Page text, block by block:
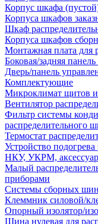
Корпус шкафа
Корпуса шкафов
Шкаф
Корпуса шкафов
Монтажная плата для
Боковая/задняя
Дверь/панель
Комплектующие
Микроклимат щитов
Вентилятор
Фильтр системы
распределительного
Термостат
Устройство
НКУ, УКРМ,
Малый
приборами
Системы сборных шин
Клеммник силовой/
Опорный изолятор/
Шина нулевая для